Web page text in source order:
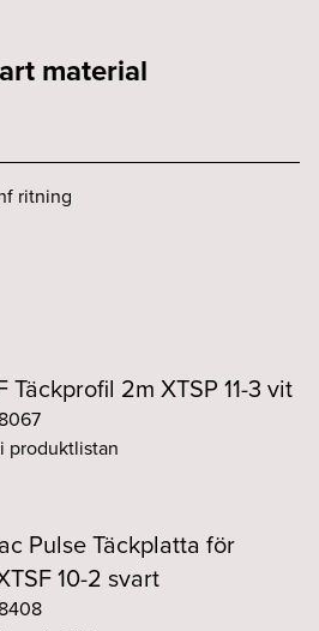
material
ritning
Täckprofil 2m XTSP 11-3 vit
produktlistan
Pulse Täckplatta för
10-2 svart